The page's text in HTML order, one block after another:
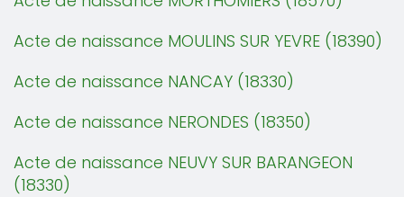
Acte de naissance MOULINS SUR YEVRE (18390)
Acte de naissance NANCAY (18330)
Acte de naissance NERONDES (18350)
Acte de naissance NEUVY SUR BARANGEON
(18330)